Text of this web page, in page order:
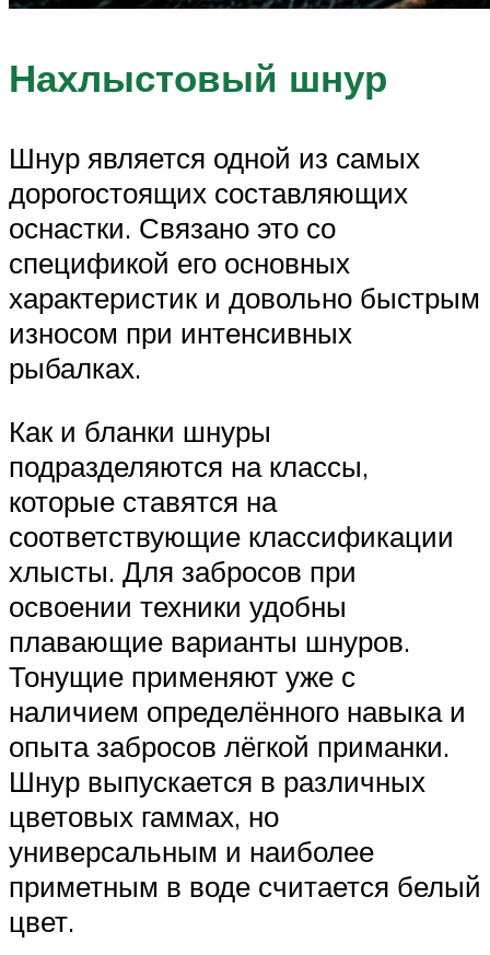
Нахлыстовый шнур
Шнур является одной из самых
дорогостоящих составляющих
оснастки. Связано это со
спецификой его основных
характеристик и довольно быстрым
износом при интенсивных
рыбалках.
Как и бланки шнуры
подразделяются на классы,
которые ставятся на
соответствующие классификации
хлысты. Для забросов при
освоении техники удобны
плавающие варианты шнуров.
Тонущие применяют уже с
наличием определённого навыка и
опыта забросов лёгкой приманки.
Шнур выпускается в различных
цветовых гаммах, но
универсальным и наиболее
приметным в воде считается белый
цвет.